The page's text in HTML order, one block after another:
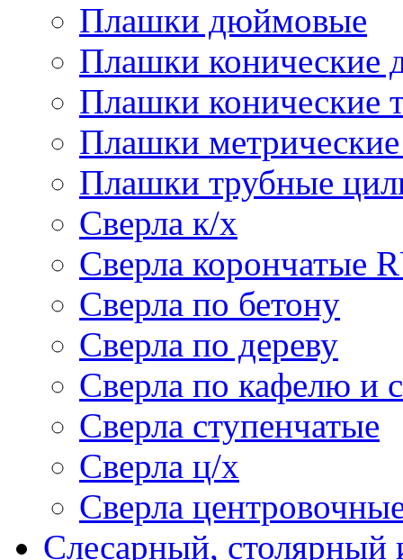
Плашки дюймовые
Плашки
Плашки конические
Плашки
Плашки трубные
Сверла к/х
Сверла корончатые
Сверла по бетону
Сверла по дереву
Сверла по кафелю и
Сверла ступенчатые
Сверла ц/х
Сверла
Слесарный, столярный